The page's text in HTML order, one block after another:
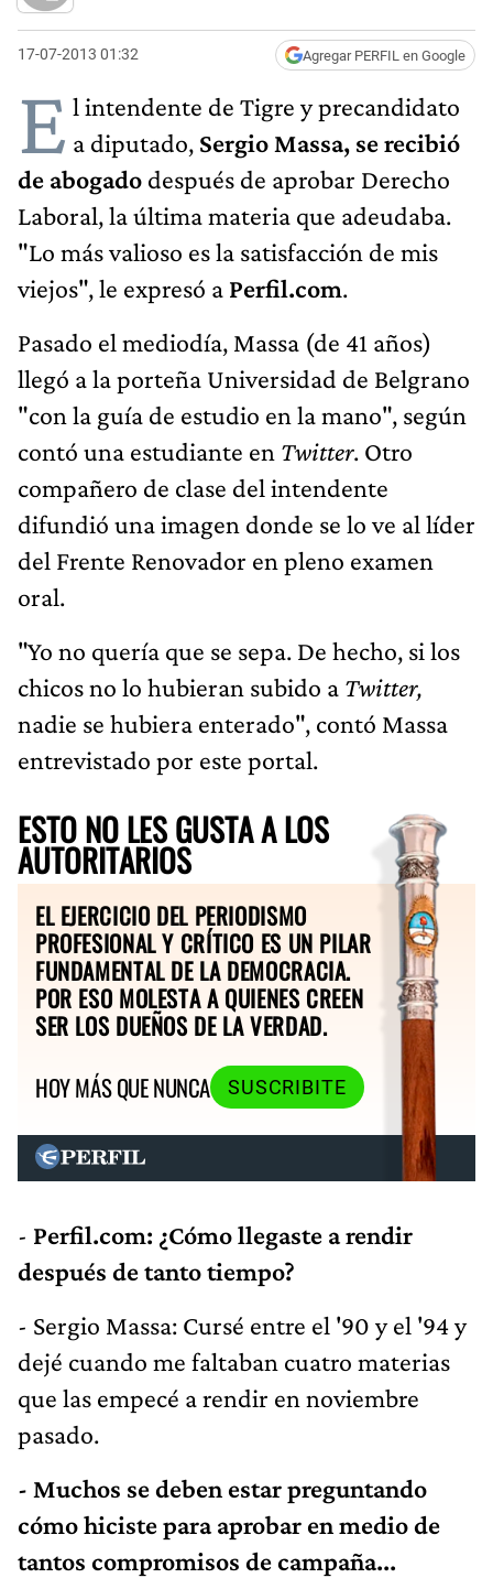
17-07-2013 01:32 Agregar PERFIL en Google
E l intendente de Tigre y precandidato
a diputado, Sergio Massa, se recibió
de abogado después de aprobar Derecho
Laboral, la última materia que adeudaba.
"Lo más valioso es la satisfacción de mis
viejos", le expresó a Perfil.com.
Pasado el mediodía, Massa (de 41 años)
llegó a la porteña Universidad de Belgrano
"con la guía de estudio en la mano", según
contó una estudiante en Twitter. Otro
compañero de clase del intendente
difundió una imagen donde se lo ve al líder
del Frente Renovador en pleno examen
oral.
"Yo no quería que se sepa. De hecho, si los
chicos no lo hubieran subido a Twitter,
nadie se hubiera enterado", contó Massa
entrevistado por este portal.
ESTO NO LES GUSTA A LOS
AUTORITARIOS
EL EJERCICIO DEL PERIODISMO
PROFESIONAL Y CRÍTICO ES UN PILAR
FUNDAMENTAL DE LA DEMOCRACIA.
POR ESO MOLESTA A QUIENES CREEN
SER LOS DUEÑOS DE LA VERDAD.
HOY MÁS QUE NUNCA
SUSCRIBITE
- Perfil.com: ¿Cómo llegaste a rendir
después de tanto tiempo?
- Sergio Massa: Cursé entre el '90 y el '94 y
dejé cuando me faltaban cuatro materias
que las empecé a rendir en noviembre
pasado.
- Muchos se deben estar preguntando
cómo hiciste para aprobar en medio de
tantos compromisos de campaña...